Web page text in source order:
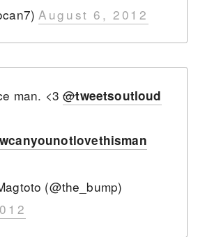
August 6, 2012
man. <3@tweetsoutloud
(@the_bump)